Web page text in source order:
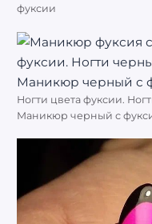
фуксии
Ногти цвета фуксии.
Маникюр черный с